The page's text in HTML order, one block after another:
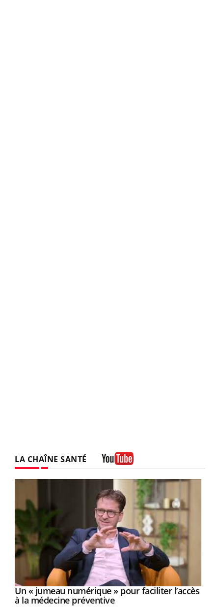
LA CHAÎNE SANTÉ
Youtube
Un « jumeau numérique » pour faciliter l’accès
à la médecine préventiveYoutube